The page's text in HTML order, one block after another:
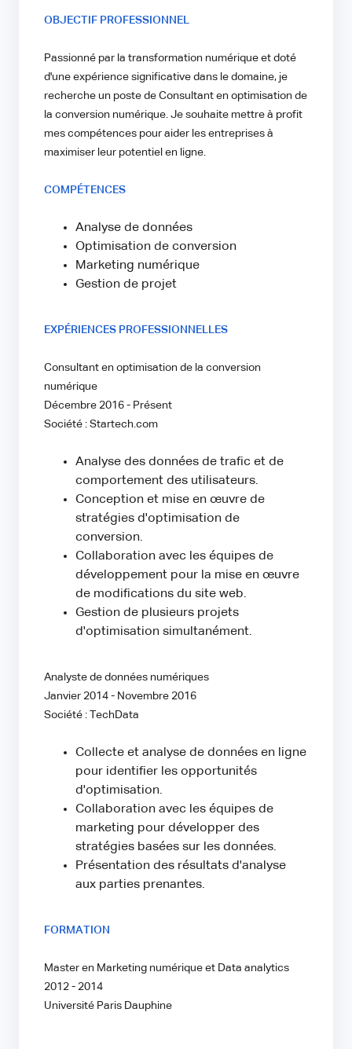
OBJECTIF PROFESSIONNEL
Passionné par la transformation numérique et doté
d'une expérience significative dans le domaine, je
recherche un poste de Consultant en optimisation de
la conversion numérique. Je souhaite mettre à profit
mes compétences pour aider les entreprises à
maximiser leur potentiel en ligne.
COMPÉTENCES
Analyse de données
Optimisation de conversion
Marketing numérique
Gestion de projet
EXPÉRIENCES PROFESSIONNELLES
Consultant en optimisation de la conversion
numérique
Décembre 2016 - Présent
Société : Startech.com
Analyse des données de trafic et de
comportement des utilisateurs.
Conception et mise en œuvre de
stratégies d'optimisation de
conversion.
Collaboration avec les équipes de
développement pour la mise en œuvre
de modifications du site web.
Gestion de plusieurs projets
d'optimisation simultanément.
Analyste de données numériques
Janvier 2014 - Novembre 2016
Société : TechData
Collecte et analyse de données en ligne
pour identifier les opportunités
d'optimisation.
Collaboration avec les équipes de
marketing pour développer des
stratégies basées sur les données.
Présentation des résultats d'analyse
aux parties prenantes.
FORMATION
Master en Marketing numérique et Data analytics
2012 - 2014
Université Paris Dauphine